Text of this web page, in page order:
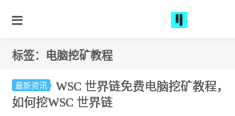
标签：电脑挖矿教程
最新资讯
WSC 世界链免费电脑挖矿教程，
如何挖WSC 世界链